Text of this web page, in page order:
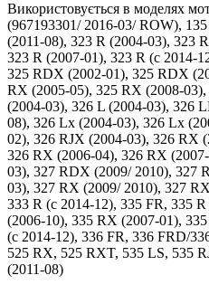
Використовується в моделях
(967193301/ 2016-03/ ROW),
(2011-08), 323 R (2004-03), 323
323 R (2007-01), 323 R (c 2014-
325 RDX (2002-01), 325 RDX
RX (2005-05), 325 RX (2008-
(2004-03), 326 L (2004-03), 326
08), 326 Lx (2004-03), 326 Lx
02), 326 RJX (2004-03), 326 RX
326 RX (2006-04), 326 RX
03), 327 RDX (2009/ 2010), 327
03), 327 RX (2009/ 2010), 327
333 R (c 2014-12), 335 FR, 335
(2006-10), 335 RX (2007-01),
(c 2014-12), 336 FR, 336 FRD/
525 RX, 525 RXT, 535 LS, 535
(2011-08)